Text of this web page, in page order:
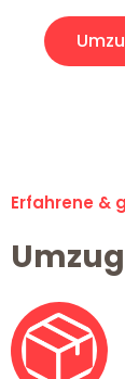
Erfahrene &